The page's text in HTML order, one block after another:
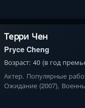
Терри Чен
Pryce Cheng
Возраст: 40 (в год
Актер. Популярные
Ожидание (2007),